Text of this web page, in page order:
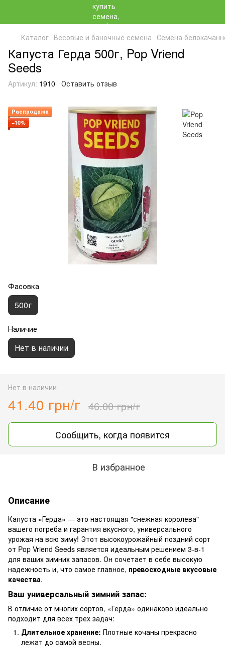
Каталог Весовые и баночные семена Семена
Капуста Герда 500г, Pop Vriend
Seeds
Артикул: 1910 Оставить отзыв
Распродажа
−10%
Фасовка
500г
Наличие
Нет в наличии
Нет в наличии
41.40 грн/г 46.00 грн/г
Сообщить, когда появится
В избранное
Описание
Капуста «Герда» — это настоящая "снежная королева"
вашего погреба и гарантия вкусного, универсального
урожая на всю зиму! Этот высокоурожайный поздний сорт
от Pop Vriend Seeds является идеальным решением 3-в-1
для ваших зимних запасов. Он сочетает в себе высокую
надежность и, что самое главное, превосходные вкусовые
качества.
Ваш универсальный зимний запас:
В отличие от многих сортов, «Герда» одинаково идеально
подходит для всех трех задач:
Длительное хранение: Плотные кочаны прекрасно
лежат до самой весны.